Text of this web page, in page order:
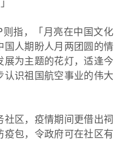
指，「月亮在中国文化
人期盼人月两团圆的情
为主题的花灯，适逢今
识祖国航空事业的伟大
区，疫情期间更借出祠
包，令政府可在社区有